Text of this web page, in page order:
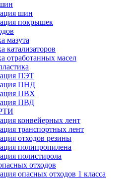
шин
покрышек
мазута
катализаторов
отработанных масел
ПЭТ
ПНД
ПВХ
ПВД
конвейерных лент
транспортных лент
отходов резины
полипропилена
полистирола
отходов
опасных отходов 1 класса